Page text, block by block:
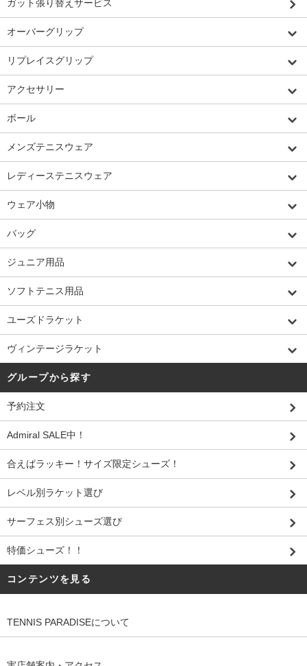
ガット張り替えサービス
オーバーグリップ
リプレイスグリップ
アクセサリー
ボール
メンズテニスウェア
レディーステニスウェア
ウェア小物
バッグ
ジュニア用品
ソフトテニス用品
ユーズドラケット
ヴィンテージラケット
グループから探す
予約注文
Admiral SALE中！
合えばラッキー！サイズ限定シューズ！
レベル別ラケット選び
サーフェス別シューズ選び
特価シューズ！！
コンテンツを見る
TENNIS PARADISEについて